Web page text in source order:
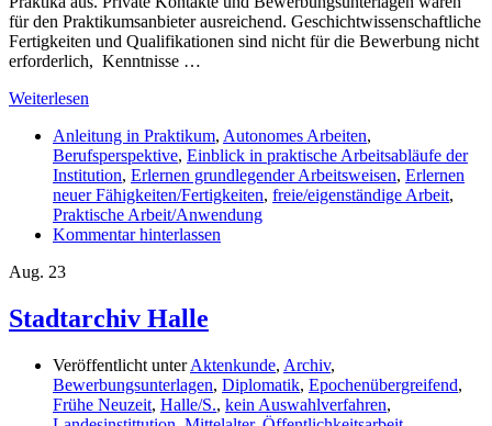
für den Praktikumsanbieter ausreichend. Geschichtwissenschaftliche
Fertigkeiten und Qualifikationen sind nicht für die Bewerbung nicht
erforderlich, Kenntnisse …
Weiterlesen
Anleitung in Praktikum, Autonomes Arbeiten,
Berufsperspektive, Einblick in praktische Arbeitsabläufe der
Institution, Erlernen grundlegender Arbeitsweisen, Erlernen
neuer Fähigkeiten/Fertigkeiten, freie/eigenständige Arbeit,
Praktische Arbeit/Anwendung
Kommentar hinterlassen
Aug. 23
Stadtarchiv Halle
Veröffentlicht unterAktenkunde, Archiv,
Bewerbungsunterlagen, Diplomatik, Epochenübergreifend,
Frühe Neuzeit, Halle/S., kein Auswahlverfahren,